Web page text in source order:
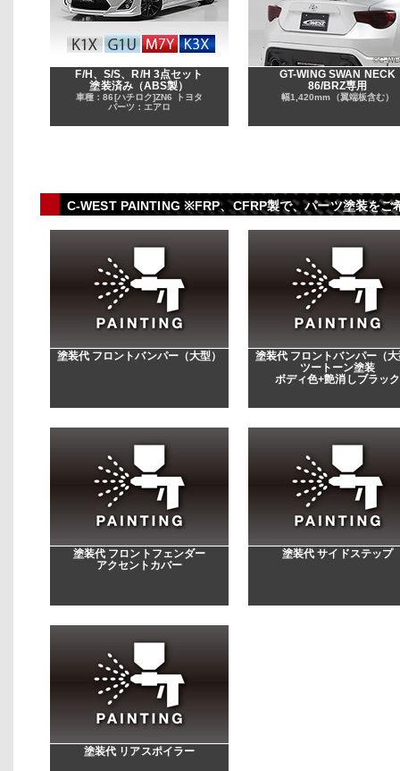
F/H、S/S、R/H 3点セット
塗装済み（ABS製）
車種：86[ハチロク]ZN6 トヨタ
パーツ：エアロ
GT-WING SWAN NECK
86/BRZ専用
幅1,420mm（翼端板含む）
C-WEST PAINTING ※FRP、CFRP製で、パーツ塗装を
塗装代 フロントバンパー（大型）
塗装代 フロントバンパー（
ツートーン塗装
ボディ色+艶消しブラック
塗装代 フロントフェンダー
アクセントカバー
塗装代 サイドステップ
塗装代 リアスポイラー